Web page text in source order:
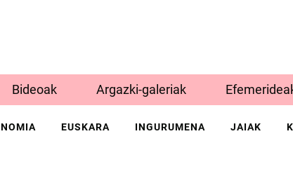
Bideoak Argazki-galeriak
EUSKARA INGURUMENA JAIAK